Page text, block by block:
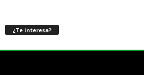
¿Te interesa?